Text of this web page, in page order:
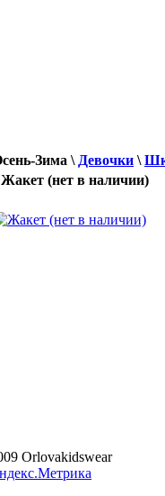
Зима \ Девочки \
Жакет (нет в наличии)
Orlovakidswear